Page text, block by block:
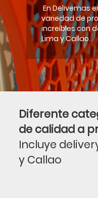
En Delivemas
variedad de
increíbles con
Lima y Callao.
Diferente
de calidad a
Incluye
y Callao